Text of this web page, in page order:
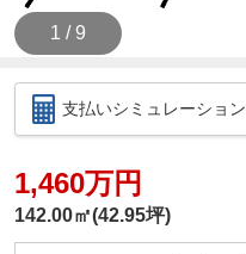
1 / 9
支払いシミュレーション
1,460万円
142.00㎡(42.95坪)